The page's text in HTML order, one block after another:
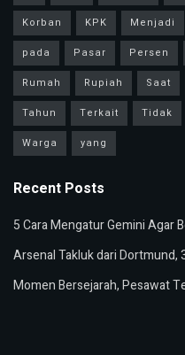
Korban
KPK Menjadi
pada
Pasar Persen
Rumah
Rupiah Saat
Tahun
Terkait Tidak
Warga
yang
Recent Posts
5 Cara Mengatur Gemini Agar
Arsenal Takluk dari Dortmund,
Momen Bersejarah, Pesawat